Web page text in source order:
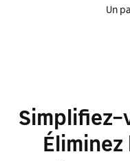
Un
Simplifiez-